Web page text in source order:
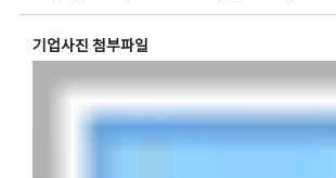
기업사진 첨부파일